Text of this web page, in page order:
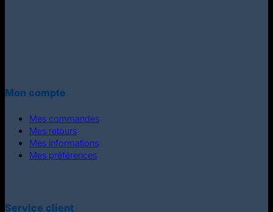
Mon compte
Mes commandes
Mes retours
Mes informations
Mes préférences
Service client